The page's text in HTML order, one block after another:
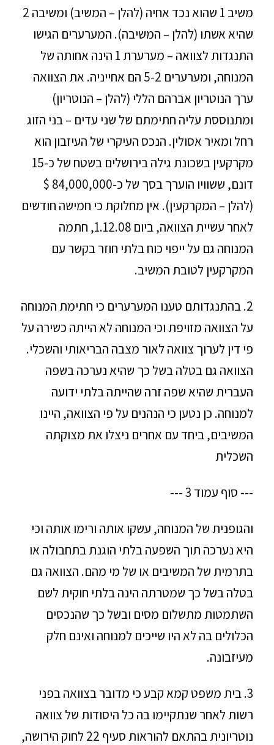
משיב 1 שהוא נכד אחיה (להלן – המשיב) ומשיבה 2
שהיא אשתו (להלן – המשיבה). המערערים הגישו
התנגדות לצוואה – מערערת 1 הינה אחותה של
המנוחה, ומערערים 5-2 הם אחייניה. את הצוואה
ערך הנוטריון אברהם הללי (להלן – הנוטריון)
ומתנוססת עליה חתימתם של שני עדים – בני הזוג
רחל ומאיר אסולין. הנכס העיקרי של העיזבון הוא
מקרקעין בשכונת גילה בירושלים בשטח של כ-15
דונם, ששוויו הוערך בסך של כ-84,000,000 $
(להלן – המקרקעין). אין מחלוקת כי חמישה חודשים
לאחר עשיית הצוואה, ביום 1.12.08, חתמה
המנוחה גם על ייפוי כוח בלתי חוזר בקשר עם
המקרקעין לטובת המשיב.
2. בהתנגדותם טענו המערערים כי חתימת המנוחה
על הצוואה מזויפת וכי המנוחה לא הייתה כשירה על
פי דין לערוך צוואה לאור מצבה הבריאותי והשכלי.
הצוואה גם בטלה בשל כך שהיא נערכה בשפה
העברית שהיא שפה זרה שהייתה בלתי ידועה
למנוחה. כן נטען כי הנהנים על פי הצוואה, היינו
המשיבים, ביחד עם אחרים ניצלו את מצוקתה
השכלית
--- סוף עמוד 3 ---
והגופנית של המנוחה, עשקו אותה ורימו אותה וכי
היא נערכה תוך השפעה בלתי הוגנת בתחבולה או
בתרמית של המשיבים או של מי מהם. הצוואה גם
בטלה בשל כך שמטרתה הינה בלתי חוקית לשם
השתמטות מתשלום מסים ובשל כך שהנכסים
הכלולים בה לא היו שייכים למנוחה ואינם חלק
מעיזבונה.
3. בית משפט קמא קבע כי מדובר בצוואה בפני
רשות לאחר שנתקיימו בה כל היסודות של צוואה
נוטריונית בהתאם להוראות סעיף 22 לחוק הירושה,